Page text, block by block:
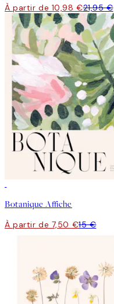
À partir de 10,98 €21,95 €
Botanique Affiche
À partir de 7,50 €15 €